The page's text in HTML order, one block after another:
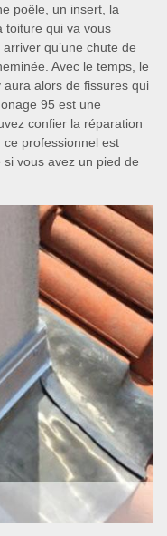
poêle, un insert, la
toiture qui va vous
qu’une chute de
Avec le temps, le
aura alors de fissures qui
95 est une
confier la réparation
professionnel est
vous avez un pied de